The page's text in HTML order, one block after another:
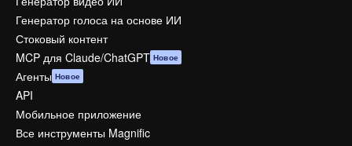
Генератор голоса на основе ИИ
Стоковый контент
MCP для Claude/ChatGPT Новое
Агенты Новое
API
Мобильное приложение
Все инструменты Magnific